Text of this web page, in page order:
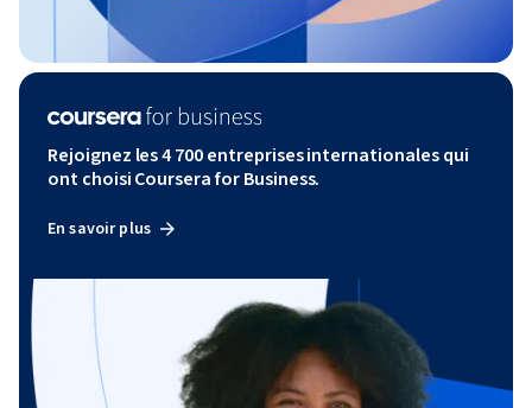
Rejoignez les 4 700 entreprises internationales qui
ont choisi Coursera for Business.
En savoir plus